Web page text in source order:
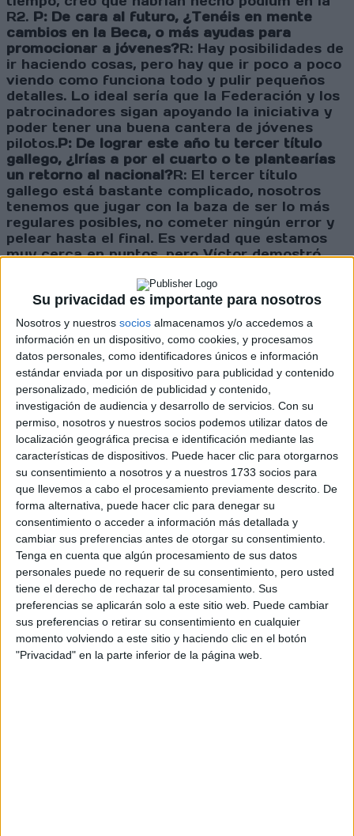
Su privacidad es importante para nosotros
Nosotros y nuestros socios almacenamos y/o accedemos a
información en un dispositivo, como cookies, y procesamos
datos personales, como identificadores únicos e información
estándar enviada por un dispositivo para publicidad y contenido
personalizado, medición de publicidad y contenido,
investigación de audiencia y desarrollo de servicios. Con su
permiso, nosotros y nuestros socios podemos utilizar datos de
localización geográfica precisa e identificación mediante las
características de dispositivos. Puede hacer clic para otorgarnos
su consentimiento a nosotros y a nuestros 1733 socios para
que llevemos a cabo el procesamiento previamente descrito. De
forma alternativa, puede hacer clic para denegar su
consentimiento o acceder a información más detallada y
cambiar sus preferencias antes de otorgar su consentimiento.
Tenga en cuenta que algún procesamiento de sus datos
personales puede no requerir de su consentimiento, pero usted
tiene el derecho de rechazar tal procesamiento. Sus
preferencias se aplicarán solo a este sitio web. Puede cambiar
sus preferencias o retirar su consentimiento en cualquier
momento volviendo a este sitio y haciendo clic en el botón
"Privacidad" en la parte inferior de la página web.
R2. P: De cara al futuro, ¿Tenéis en mente
cambios en la Beca, o más ayudas para
promocionar a jóvenes?R: Hay posibilidades de
ir haciendo cosas, pero hay que ir poco a poco
viendo como funciona todo y pulir pequeños
detalles. Lo ideal sería que la Federación y los
patrocinadores sigan apoyando la iniciativa y
poder tener una buena cantera de jóvenes
pilotos.P: De lograr este año tu tercer título
gallego, ¿Irías a por el cuarto o te plantearías
un retorno al nacional?R: El tercer título
gallego está bastante complicado, nosotros
tenemos que jugar con la baza de ser lo más
regulares posibles, no cometer ningún error y
pelear hasta el final. Es verdad que estamos
muy cerca en puntos, pero Víctor demostró
intentaremos hacerlo lo mejor posible y luchar
hasta el último rally.
Cargando
nueva noticia
No hay más noticias en esta categoría.
Rallyes
WRC
S-CER
ERC